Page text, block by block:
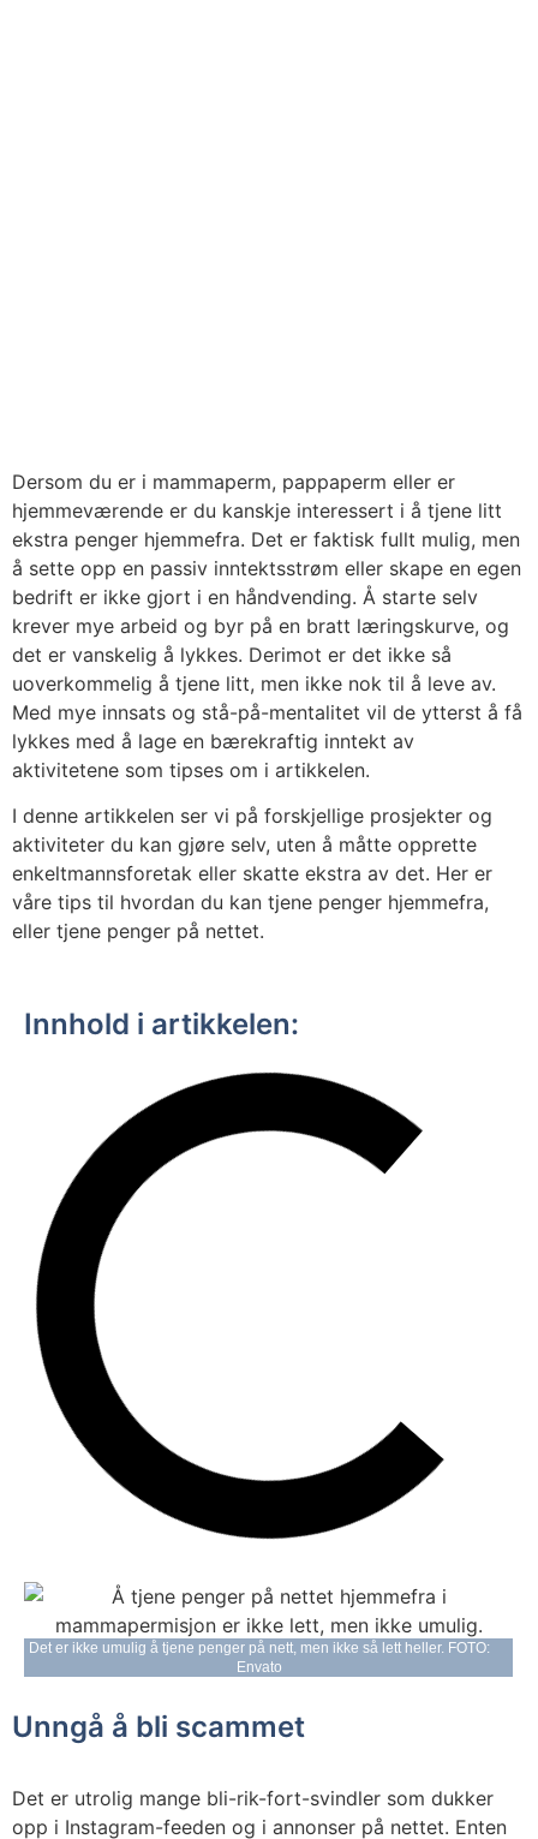
Dersom du er i mammaperm, pappaperm eller er
hjemmeværende er du kanskje interessert i å tjene litt
ekstra penger hjemmefra. Det er faktisk fullt mulig, men
å sette opp en passiv inntektsstrøm eller skape en egen
bedrift er ikke gjort i en håndvending. Å starte selv
krever mye arbeid og byr på en bratt læringskurve, og
det er vanskelig å lykkes. Derimot er det ikke så
uoverkommelig å tjene litt, men ikke nok til å leve av.
Med mye innsats og stå-på-mentalitet vil de ytterst å få
lykkes med å lage en bærekraftig inntekt av
aktivitetene som tipses om i artikkelen.
I denne artikkelen ser vi på forskjellige prosjekter og
aktiviteter du kan gjøre selv, uten å måtte opprette
enkeltmannsforetak eller skatte ekstra av det. Her er
våre tips til hvordan du kan tjene penger hjemmefra,
eller tjene penger på nettet.
Innhold i artikkelen:
Det er ikke umulig å tjene penger på nett, men ikke så lett heller. FOTO:
Envato
Unngå å bli scammet
Det er utrolig mange bli-rik-fort-svindler som dukker
opp i Instagram-feeden og i annonser på nettet. Enten